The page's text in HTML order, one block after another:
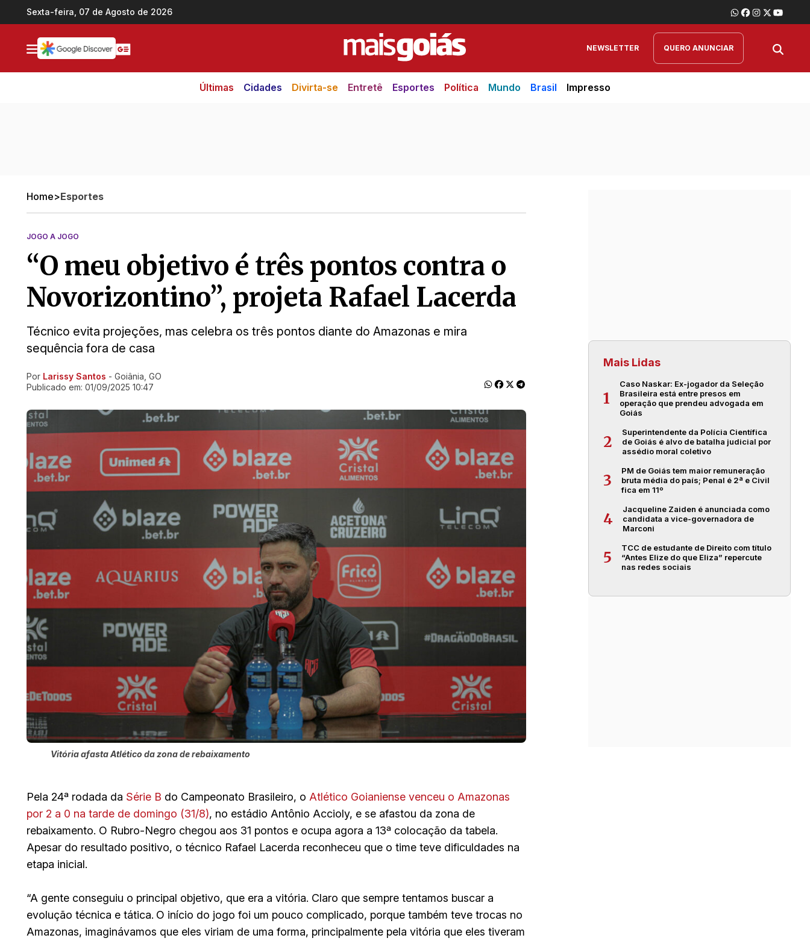
Ir direto pro conteúdo
Sexta-feira, 07 de Agosto de 2026
NEWSLETTER QUERO ANUNCIAR
Últimas Cidades Divirta-se Entretê Esportes Política Mundo Brasil Impresso
Home>Esportes
JOGO A JOGO
“O meu objetivo é três pontos contra o
Novorizontino”, projeta Rafael Lacerda
Técnico evita projeções, mas celebra os três pontos diante do Amazonas e mira
sequência fora de casa
Ir direto pra matéria
Por Larissy Santos - Goiânia, GO
Publicado em: 01/09/2025 10:47
Vitória afasta Atlético da zona de rebaixamento
Pela 24ª rodada da Série B do Campeonato Brasileiro, o Atlético Goianiense venceu o Amazonas
por 2 a 0 na tarde de domingo (31/8), no estádio Antônio Accioly, e se afastou da zona de
rebaixamento. O Rubro-Negro chegou aos 31 pontos e ocupa agora a 13ª colocação da tabela.
Apesar do resultado positivo, o técnico Rafael Lacerda reconheceu que o time teve dificuldades na
etapa inicial.
“A gente conseguiu o principal objetivo, que era a vitória. Claro que sempre tentamos buscar a
evolução técnica e tática. O início do jogo foi um pouco complicado, porque também teve trocas no
Amazonas, imaginávamos que eles viriam de uma forma, principalmente pela vitória que eles tiveram
Mais Lidas
1
Caso Naskar: Ex-jogador da Seleção
Brasileira está entre presos em
operação que prendeu advogada em
Goiás
2
Superintendente da Polícia Científica
de Goiás é alvo de batalha judicial por
assédio moral coletivo
3
PM de Goiás tem maior remuneração
bruta média do país; Penal é 2ª e Civil
fica em 11º
4
Jacqueline Zaiden é anunciada como
candidata a vice-governadora de
Marconi
5
TCC de estudante de Direito com título
“Antes Elize do que Eliza” repercute
nas redes sociais